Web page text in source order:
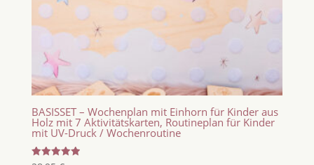
BASISSET – Wochenplan mit Einhorn für Kinder aus
Holz mit 7 Aktivitätskarten, Routineplan für Kinder
mit UV-Druck / Wochenroutine